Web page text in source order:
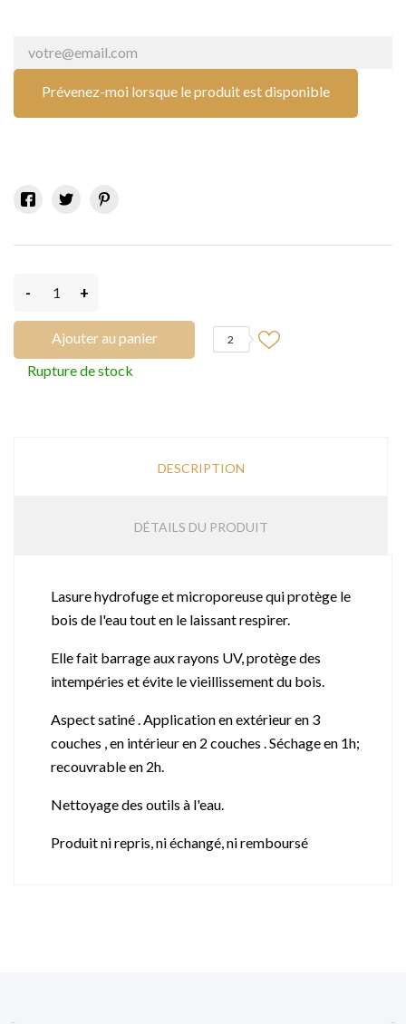
Prévenez-moi lorsque le produit est disponible
- +
Ajouter au panier 2
Rupture de stock
DESCRIPTION
DÉTAILS DU PRODUIT
Lasure hydrofuge et microporeuse qui protège le
bois de l'eau tout en le laissant respirer.
Elle fait barrage aux rayons UV, protège des
intempéries et évite le vieillissement du bois.
Aspect satiné . Application en extérieur en 3
couches , en intérieur en 2 couches . Séchage en 1h;
recouvrable en 2h.
Nettoyage des outils à l'eau.
Produit ni repris, ni échangé, ni remboursé